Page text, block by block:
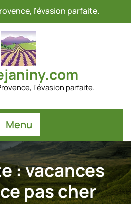
l'évasion parfaite.
l'évasion parfaite.
Menu
:vacances
pas cher